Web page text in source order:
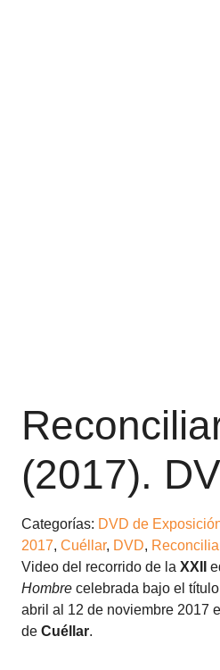
(2017).
Categorías: DVD de
2017, Cuéllar, DVD,
Video del recorrido de la XXII
Hombre celebrada bajo el título
abril al 12 de noviembre 2017
de Cuéllar.